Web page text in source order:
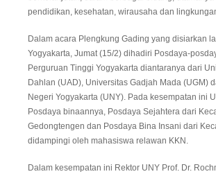
pendidikan, kesehatan, wirausaha dan
Dalam acara Plengkung Gading yang disiarkan
Yogyakarta, Jumat (15/2) dihadiri Posdaya-
Perguruan Tinggi Yogyakarta diantaranya dari
Dahlan (UAD), Universitas Gadjah Mada (UGM)
Negeri Yogyakarta (UNY). Pada kesempatan ini
Posdaya binaannya, Posdaya Sejahtera dari
Gedongtengen dan Posdaya Bina Insani dari
didampingi oleh mahasiswa relawan KKN.
Dalam kesempatan ini Rektor UNY Prof. Dr.